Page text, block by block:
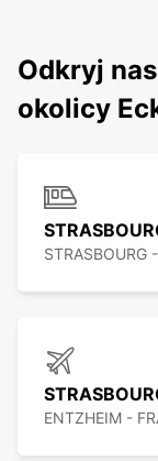
Odkryj
okolicy
STRASBOURG
ENTZHEIM -